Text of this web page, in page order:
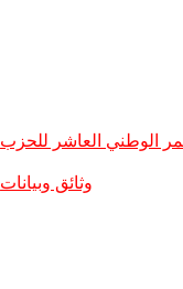
الوطني العاشر للحزب
وثائق وبيانات